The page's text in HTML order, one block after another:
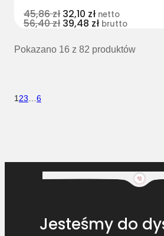
45,86zł 32,10 zł netto
56,40zł 39,48 zł brutto
Pokazano 16 z 82 produktów
1 23 6
Jesteśmy do